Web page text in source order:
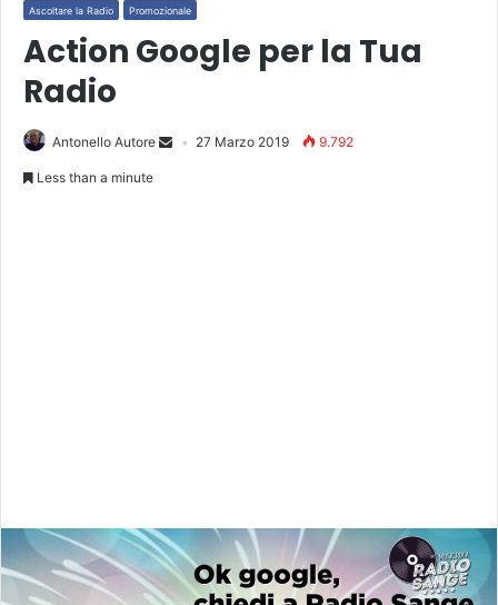
Ascoltare la Radio Promozionale
Action Google per la Tua
Radio
Antonello Autore 27 Marzo 2019 9.792
Less than a minute